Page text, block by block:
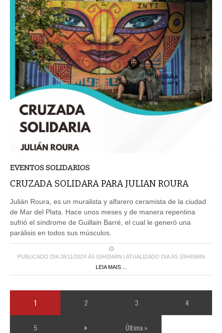
EVENTOS SOLIDARIOS
CRUZADA SOLIDARA PARA JULIAN ROURA
Julián Roura, es un muralista y alfarero ceramista de la ciudad
de Mar del Plata. Hace unos meses y de manera repentina
sufrió el síndrome de Guillain Barré, el cual le generó una
parálisis en todos sus músculos.
PUBLICADO DIA 28/11/2024 ÀS 03H05MIN | ATUALIZADO DIA ÀS 10H45MIN
LEIA MAIS ...
1 2 3 4
5 Última »